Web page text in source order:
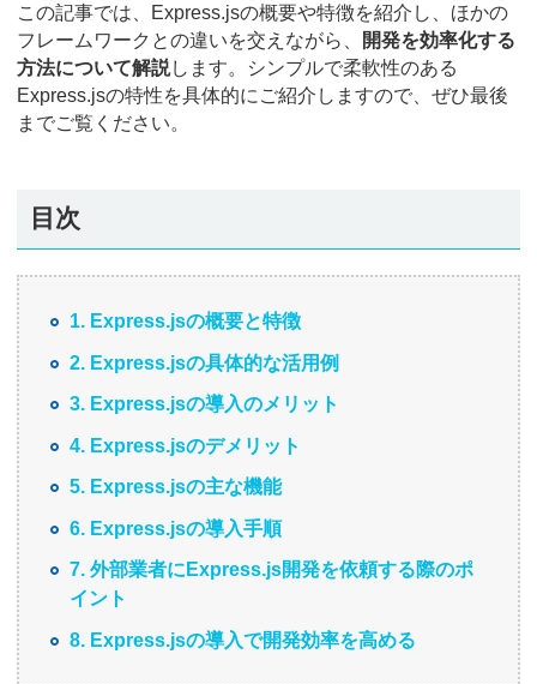
この記事では、Express.jsの概要や特徴を紹介し、ほかの
フレームワークとの違いを交えながら、
開発を効率化する
方法について解説します。シンプルで柔軟性のある
Express.jsの特性を具体的にご紹介しますので、ぜひ最後
までご覧ください。
目次
1. Express.jsの概要と特徴
2. Express.jsの具体的な活用例
3. Express.jsの導入のメリット
4. Express.jsのデメリット
5. Express.jsの主な機能
6. Express.jsの導入手順
7. 外部業者にExpress.js開発を依頼する際のポ
イント
8. Express.jsの導入で開発効率を高める